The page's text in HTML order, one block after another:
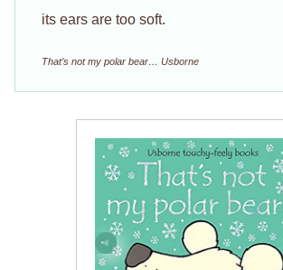
its ears are too soft.
That’s not my polar bear… Usborne